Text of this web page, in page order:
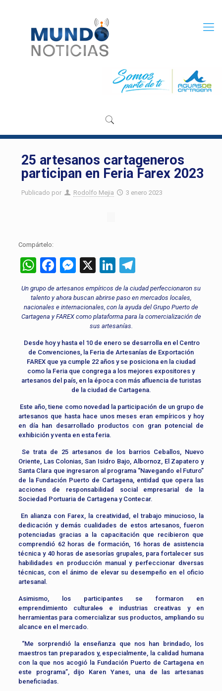
25 artesanos cartageneros
participan en Feria Farex 2023
Publicado por Rodolfo Mejia 3 enero 2023
Compártelo:
WhatsApp
Facebook
Messenger
X LinkedIn
Un grupo de artesanos empíricos de la ciudad perfeccionaron su
talento y ahora buscan abrirse paso en mercados locales,
nacionales e internacionales, con la ayuda del Grupo Puerto de
Cartagena y FAREX como plataforma para la comercialización de
sus artesanías.
Desde hoy y hasta el 10 de enero se desarrolla en el Centro
de Convenciones, la Feria de Artesanías de Exportación
FAREX que ya cumple 22 años y se posiciona en la ciudad
como la Feria que congrega a los mejores expositores y
artesanos del país, en la época con más afluencia de turistas
de la ciudad de Cartagena.
Este año, tiene como novedad la participación de un grupo de
artesanos que hasta hace unos meses eran empíricos y hoy
en día han desarrollado productos con gran potencial de
exhibición y venta en esta feria.
Se trata de 25 artesanos de los barrios Ceballos, Nuevo
Oriente, Las Colonias, San Isidro Bajo, Albornoz, El Zapatero y
Santa Clara que ingresaron al programa “Navegando el Futuro”
de la Fundación Puerto de Cartagena, entidad que opera las
acciones de responsabilidad social empresarial de la
Sociedad Portuaria de Cartagena y Contecar.
En alianza con Farex, la creatividad, el trabajo minucioso, la
dedicación y demás cualidades de estos artesanos, fueron
potenciadas gracias a la capacitación que recibieron que
comprendió 62 horas de formación, 16 horas de asistencia
técnica y 40 horas de asesorías grupales, para fortalecer sus
habilidades en producción manual y perfeccionar diversas
técnicas, con el ánimo de elevar su desempeño en el oficio
artesanal.
Asimismo, los participantes se formaron en
emprendimiento culturalese industrias creativas y en
herramientas para comercializar sus productos, ampliando su
alcance en el mercado.
“Me sorprendió la enseñanza que nos han brindado, los
maestros tan preparados y, especialmente, la calidad humana
con la que nos acogió la Fundación Puerto de Cartagena en
este programa”, dijo Karen Yanes, una de las artesanas
beneficiadas.